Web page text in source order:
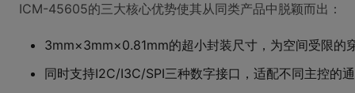
ICM-45605的三大核心优势使其从同类产品中脱颖而出：
3mm×3mm×0.81mm的超小封装尺寸，为空间受限的
同时支持I2C/I3C/SPI三种数字接口，适配不同主控的